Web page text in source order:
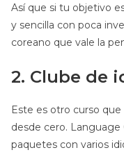
Así que si tu objetivo
y sencilla con poca
coreano que vale la
2. Clube de
Este es otro curso
desde cero.
paquetes con varios